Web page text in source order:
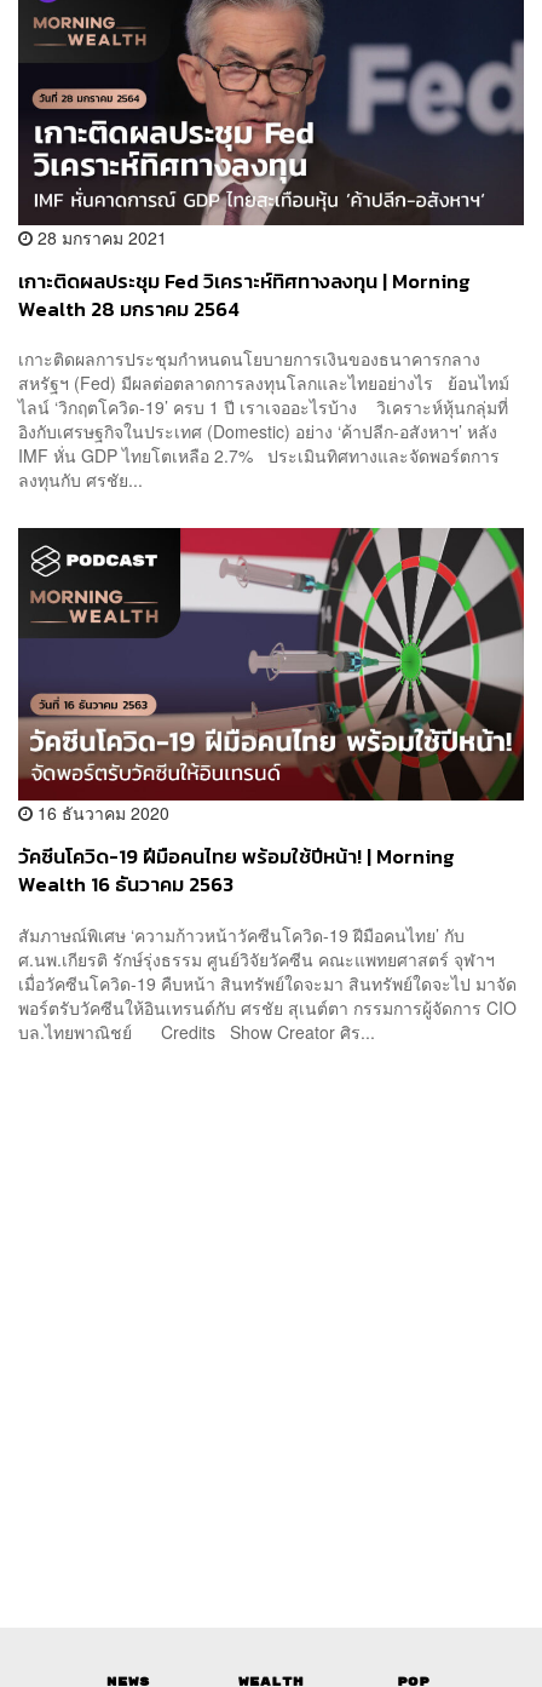
28 มกราคม 2021
เกาะติดผลประชุม Fed วิเคราะห์ทิศทางลงทุน | Morning
Wealth 28 มกราคม 2564
เกาะติดผลการประชุมกำหนดนโยบายการเงินของธนาคารกลาง
สหรัฐฯ (Fed) มีผลต่อตลาดการลงทุนโลกและไทยอย่างไร ย้อนไทม์
ไลน์ ‘วิกฤตโควิด-19’ ครบ 1 ปี เราเจออะไรบ้าง วิเคราะห์หุ้นกลุ่มที่
อิงกับเศรษฐกิจในประเทศ (Domestic) อย่าง ‘ค้าปลีก-อสังหาฯ’ หลัง
IMF หั่น GDP ไทยโตเหลือ 2.7% ประเมินทิศทางและจัดพอร์ตการ
ลงทุนกับ ศรชัย...
16 ธันวาคม 2020
วัคซีนโควิด-19 ฝีมือคนไทย พร้อมใช้ปีหน้า! | Morning
Wealth 16 ธันวาคม 2563
สัมภาษณ์พิเศษ ‘ความก้าวหน้าวัคซีนโควิด-19 ฝีมือคนไทย’ กับ
ศ.นพ.เกียรติ รักษ์รุ่งธรรม ศูนย์วิจัยวัคซีน คณะแพทยศาสตร์ จุฬาฯ
เมื่อวัคซีนโควิด-19 คืบหน้า สินทรัพย์ใดจะมา สินทรัพย์ใดจะไป มาจัด
พอร์ตรับวัคซีนให้อินเทรนด์กับ ศรชัย สุเนต์ตา กรรมการผู้จัดการ CIO
บล.ไทยพาณิชย์ Credits Show Creator ศิร...
News Wealth Pop